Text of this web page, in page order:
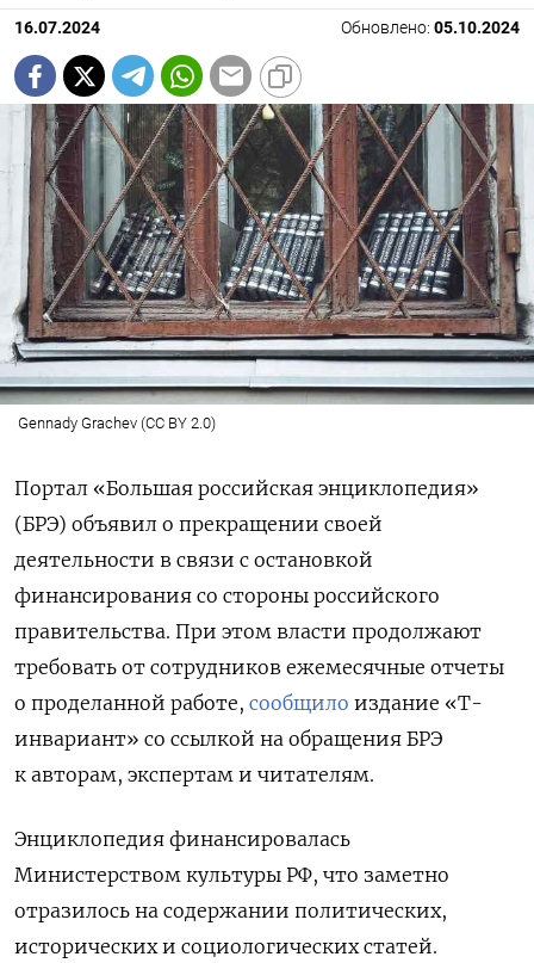
16.07.2024 Обновлено: 05.10.2024
Gennady Grachev (CC BY 2.0)
Портал «Большая российская энциклопедия»
(БРЭ) объявил о прекращении своей
деятельности в связи с остановкой
финансирования со стороны российского
правительства. При этом власти продолжают
требовать от сотрудников ежемесячные отчеты
о проделанной работе, сообщило издание «Т-
инвариант» со ссылкой на обращения БРЭ
к авторам, экспертам и читателям.
Энциклопедия финансировалась
Министерством культуры РФ, что заметно
отразилось на содержании политических,
исторических и социологических статей.